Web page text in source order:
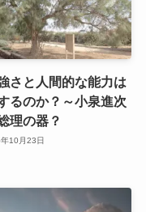
さと人間的な能力は
るのか？～小泉進次
理の器？
10月23日